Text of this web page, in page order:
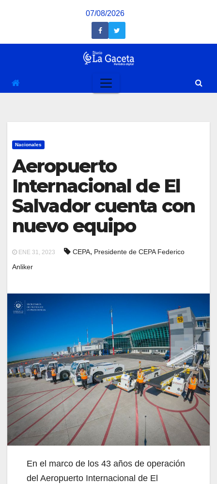
07/08/2026
Nacionales
Aeropuerto
Internacional de El
Salvador cuenta con
nuevo equipo
ENE 31, 2023 CEPA, Presidente de CEPA Federico
Anliker
En el marco de los 43 años de operación
del Aeropuerto Internacional de El